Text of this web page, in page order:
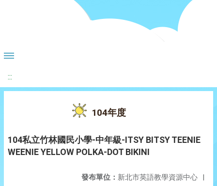
:::
104年度
104私立竹林國民小學-中年級-ITSY BITSY TEENIE
WEENIE YELLOW POLKA-DOT BIKINI
發布單位： 新北市英語教學資源中心 |